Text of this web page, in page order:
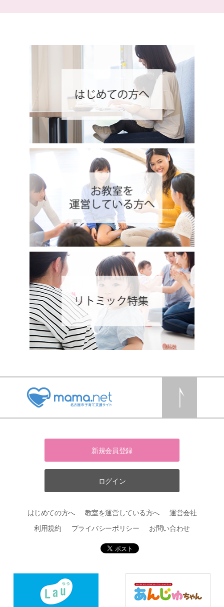
新規会員登録
ログイン
はじめての方へ 教室を運営している方へ
運営会社
利用規約
プライバシーポリシー お問い合わせ